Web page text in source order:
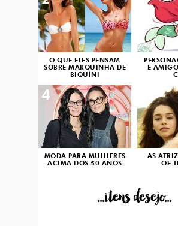
O QUE ELES PENSAM
SOBRE MARQUINHA DE
BIQUÍNI
E
MODA PARA MULHERES
ACIMA DOS 50 ANOS
4
AS
OF
...itens desejo...